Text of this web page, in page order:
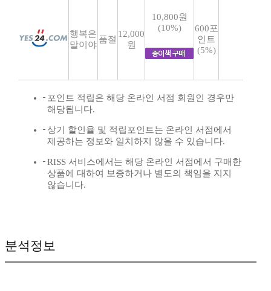
행복은
말이야
품절
12,000
원
10,800원
(10%)
600포
인트
(5%)
포인트 적립은 해당 온라인 서점 회원인 경우만
해당됩니다.
상기 할인율 및 적립포인트는 온라인 서점에서
제공하는 정보와 일치하지 않을 수 있습니다.
RISS 서비스에서는 해당 온라인 서점에서 구매한
상품에 대하여 보증하거나 별도의 책임을 지지
않습니다.
분석정보